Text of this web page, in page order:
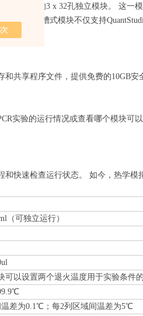
中包含的3 x 32孔独立模块。 这一
要，双槽式模块不仅支持
系统
共享程序文件，提供免费的10GB安
实验的运行情况或查看哪个模块可
快速检查运行状态。 如今，热学模
（可独立运行）
可以设置两个退火温度用于实验条件
温差为0.1℃；每2列区域间温差为5℃